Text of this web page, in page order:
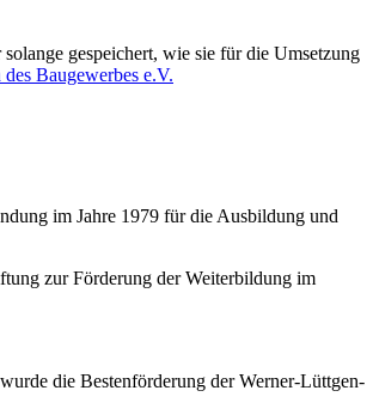
gespeichert, wie sie für die Umsetzung
Baugewerbes e.V.
im Jahre 1979 für die Ausbildung und
zur Förderung der Weiterbildung im
die Bestenförderung der Werner-Lüttgen-